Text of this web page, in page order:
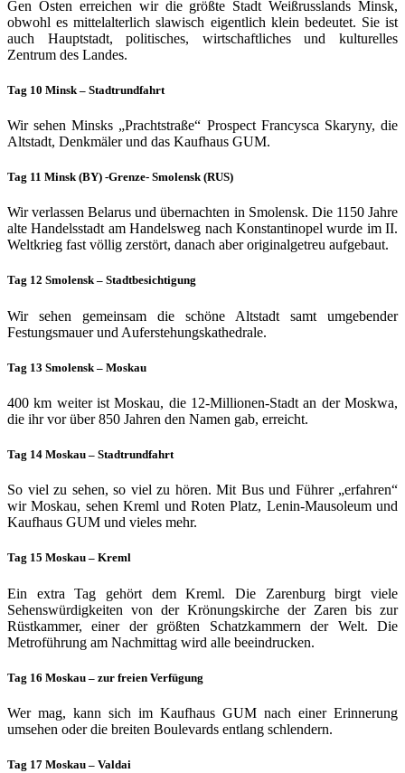
Gen Osten erreichen wir die größte Stadt Weißrusslands Minsk,
obwohl es mittelalterlich slawisch eigentlich klein bedeutet. Sie ist
auch Hauptstadt, politisches, wirtschaftliches und kulturelles
Zentrum des Landes.
Tag 10 Minsk – Stadtrundfahrt
Wir sehen Minsks „Prachtstraße“ Prospect Francysca Skaryny, die
Altstadt, Denkmäler und das Kaufhaus GUM.
Tag 11 Minsk (BY) -Grenze- Smolensk (RUS)
Wir verlassen Belarus und übernachten in Smolensk. Die 1150 Jahre
alte Handelsstadt am Handelsweg nach Konstantinopel wurde im II.
Weltkrieg fast völlig zerstört, danach aber originalgetreu aufgebaut.
Tag 12 Smolensk – Stadtbesichtigung
Wir sehen gemeinsam die schöne Altstadt samt umgebender
Festungsmauer und Auferstehungskathedrale.
Tag 13 Smolensk – Moskau
400 km weiter ist Moskau, die 12-Millionen-Stadt an der Moskwa,
die ihr vor über 850 Jahren den Namen gab, erreicht.
Tag 14 Moskau – Stadtrundfahrt
So viel zu sehen, so viel zu hören. Mit Bus und Führer „er­fahren“
wir Moskau, sehen Kreml und Roten Platz, Le­nin-Mausoleum und
Kaufhaus GUM und vieles mehr.
Tag 15 Moskau – Kreml
Ein extra Tag gehört dem Kreml. Die Zarenburg birgt viele
Sehenswürdigkeiten von der Krönungskirche der Zaren bis zur
Rüstkammer, einer der größten Schatzkammern der Welt. Die
Metroführung am Nachmittag wird alle beeindrucken.
Tag 16 Moskau – zur freien Verfügung
Wer mag, kann sich im Kaufhaus GUM nach einer Erinnerung
umsehen oder die breiten Boulevards entlang schlendern.
Tag 17 Moskau – Valdai